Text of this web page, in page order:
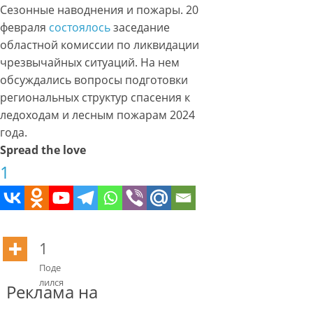
Сезонные наводнения и пожары. 20
февраля состоялосьзаседание
областной комиссии по ликвидации
чрезвычайных ситуаций. На нем
обсуждались вопросы подготовки
региональных структур спасения к
ледоходам и лесным пожарам 2024
года.
Spread the love
1
1
Поде
лился
Реклама на